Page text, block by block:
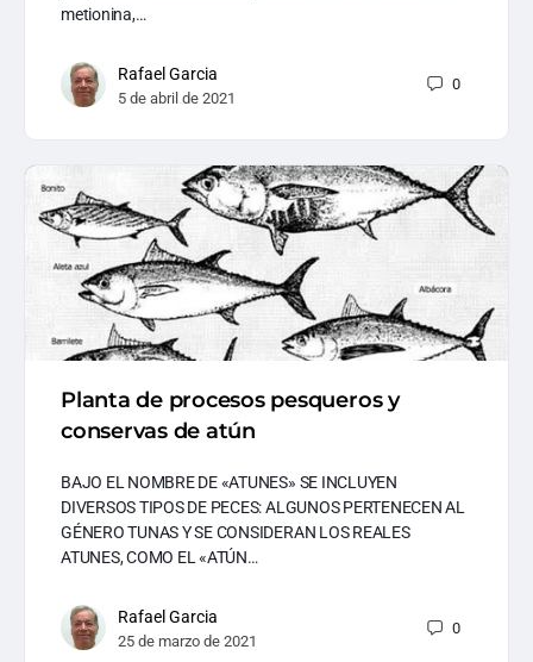
metionina,…
Rafael Garcia
5 de abril de 2021
0
Planta de procesos pesqueros y
conservas de atún
BAJO EL NOMBRE DE «ATUNES» SE INCLUYEN
DIVERSOS TIPOS DE PECES: ALGUNOS PERTENECEN AL
GÉNERO TUNAS Y SE CONSIDERAN LOS REALES
ATUNES, COMO EL «ATÚN…
Rafael Garcia
25 de marzo de 2021
0